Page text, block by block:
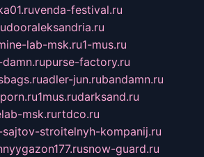
venda-festival.ru
dooraleksandria.ru
lab-msk.ru1-mus.ru
purse-factory.ru
adler-jun.rubandamn.ru
1mus.rudarksand.ru
msk.rurtdco.ru
stroitelnyh-kompanij.ru
snow-guard.ru